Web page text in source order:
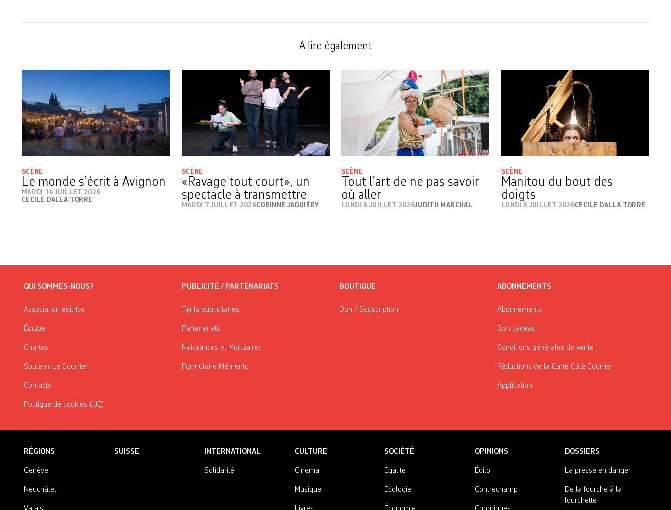
A lire également
SCÈNE
Le monde s’écrit à Avignon
MARDI 14 JUILLET 2026
CÉCILE DALLA TORRE
SCÈNE
«Ravage tout court», un
spectacle à transmettre
MARDI 7 JUILLET 2026CORINNE JAQUIÉRY
SCÈNE
Tout l’art de ne pas savoir
où aller
LUNDI 6 JUILLET 2026JUDITH MARCHAL
SCÈNE
Manitou du bout des
doigts
LUNDI 6 JUILLET 2026CÉCILE DALLA TORRE
QUI SOMMES-NOUS?
Association éditrice
Équipe
Chartes
Soutenir Le Courrier
Contacts
Politique de cookies (UE)
PUBLICITÉ / PARTENARIATS
Tarifs publicitaires
Partenariats
Naissances et Mortuaires
Formulaire Mémento
BOUTIQUE
Don / Souscription
ABONNEMENTS
Abonnements
Bon cadeau
Conditions générales de vente
Réductions de la Carte Côté Courrier
Application
RÉGIONS
Genève
Neuchâtel
SUISSE INTERNATIONAL
Solidarité
CULTURE
Cinéma
Musique
SOCIÉTÉ
Égalité
Écologie
OPINIONS
Édito
Contrechamp
DOSSIERS
La presse en danger
De la fourche à la
fourchette